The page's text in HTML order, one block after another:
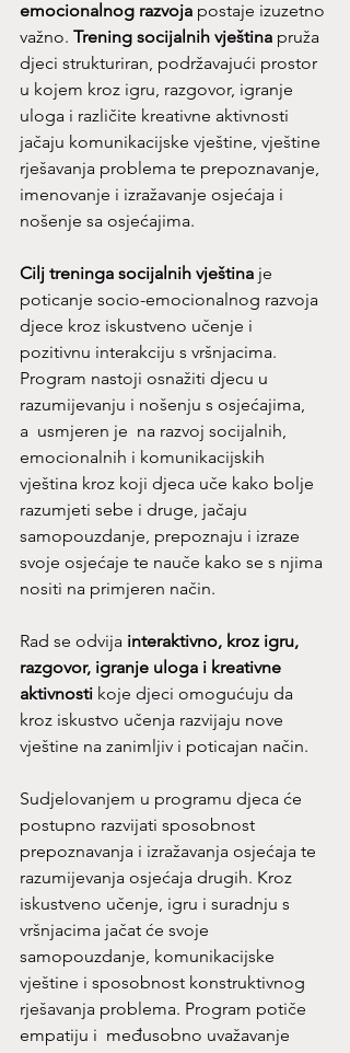
emocionalnog razvoja postaje izuzetno
važno. Trening socijalnih vještina pruža
djeci strukturiran, podržavajući prostor
u kojem kroz igru, razgovor, igranje
uloga i različite kreativne aktivnosti
jačaju komunikacijske vještine, vještine
rješavanja problema te prepoznavanje,
imenovanje i izražavanje osjećaja i
nošenje sa osjećajima.
Cilj treninga socijalnih vještina je
poticanje socio-emocionalnog razvoja
djece kroz iskustveno učenje i
pozitivnu interakciju s vršnjacima.
Program nastoji osnažiti djecu u
razumijevanju i nošenju s osjećajima,
a usmjeren je  na razvoj socijalnih,
emocionalnih i komunikacijskih
vještina kroz koji djeca uče kako bolje
razumjeti sebe i druge, jačaju
samopouzdanje, prepoznaju i izraze
svoje osjećaje te nauče kako se s njima
nositi na primjeren način.
Rad se odvija interaktivno, kroz igru,
razgovor, igranje uloga i kreativne
aktivnosti koje djeci omogućuju da
kroz iskustvo učenja razvijaju nove
vještine na zanimljiv i poticajan način.
Sudjelovanjem u programu djeca će
postupno razvijati sposobnost
prepoznavanja i izražavanja osjećaja te
razumijevanja osjećaja drugih. Kroz
iskustveno učenje, igru i suradnju s
vršnjacima jačat će svoje
samopouzdanje, komunikacijske
vještine i sposobnost konstruktivnog
rješavanja problema. Program potiče
empatiju i  međusobno uvažavanje